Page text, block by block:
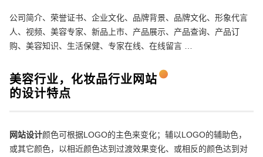
公司简介、荣誉证书、企业文化、品牌背景、品牌文化、形象代言
人、视频、美容专家、新品上市、产品展示、产品查询、产品订
购、美容知识、生活保健、专家在线、在线留言 …
美容行业，化妆品行业网站
的设计特点
网站设计颜色可根据LOGO的主色来变化；辅以LOGO的辅助色，
或其它颜色，以相近颜色达到过渡效果变化、或相反的颜色达到对
创意品牌型网站